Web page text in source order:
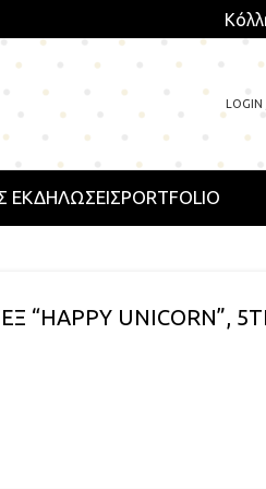
LOGIN
ΕΚΔΗΛΩΣΕΙΣPORTFOLIO
“HAPPY UNICORN”,